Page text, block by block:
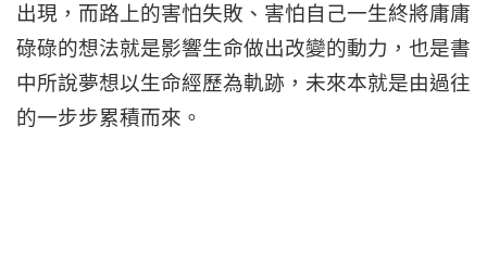
出現，而路上的害怕失敗、害怕自己一生終將庸庸
碌碌的想法就是影響生命做出改變的動力，也是書
中所說夢想以生命經歷為軌跡，未來本就是由過往
的一步步累積而來。